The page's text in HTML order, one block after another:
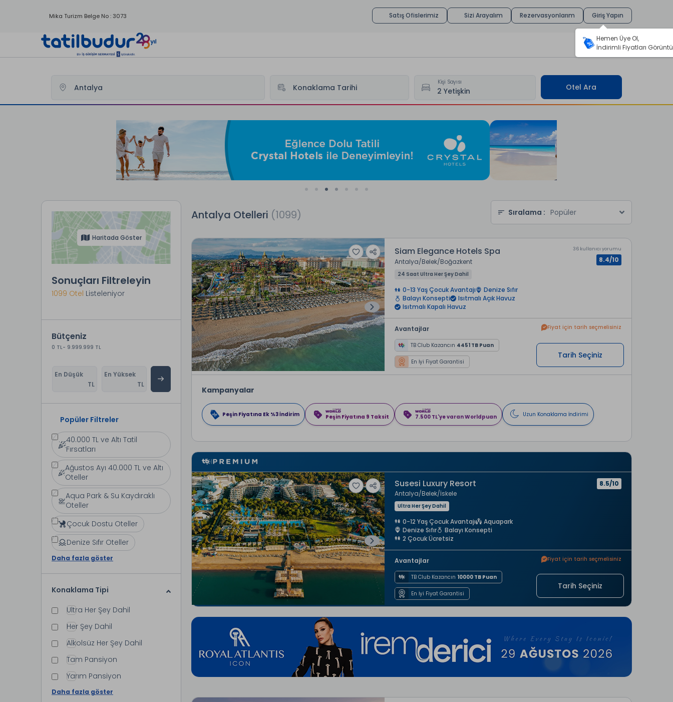
Mika Turizm Belge No : 3073 Satış Ofislerimiz Sizi Arayalım Rezervasyonlarım Giriş Yapın
Konaklama Tarihi
Kişi Sayısı
Otel Ara
Haritada Göster
Sonuçları Filtreleyin
1099 Otel Listeleniyor
Bütçeniz
0 TL- 9.999.999 TL
En Düşük
TL
En Yüksek
TL
Popüler Filtreler
40.000 TL ve Altı Tatil
Fırsatları
Ağustos Ayı 40.000 TL ve Altı
Oteller
Aqua Park & Su Kaydıraklı
Oteller
Çocuk Dostu Oteller
Denize Sıfır Oteller
Daha fazla göster
Konaklama Tipi
Ultra Her Şey Dahil
Her Şey Dahil
Alkolsüz Her Şey Dahil
Tam Pansiyon
Yarım Pansiyon
Daha fazla göster
Sıralama : Popüler
Antalya Otelleri (1099)
Siam Elegance Hotels Spa
Antalya Belek Boğazkent
24 Saat Ultra Her Şey Dahil
0-13 Yaş Çocuk Avantajı
Denize Sıfır
Balayı Konsepti
Isıtmalı Açık Havuz
Isıtmalı Kapalı Havuz
36 kullanıcı yorumu
8.4/10
Avantajlar
TB Club Kazancın 4451 TB Puan
En İyi Fiyat Garantisi
Fiyat için tarih seçmelisiniz
Tarih Seçiniz
Kampanyalar
Peşin Fiyatına Ek %3 İndirim Peşin Fiyatına 9 Taksit 7.500 TL'ye varan Worldpuan Uzun Konaklama İndirimi
Susesi Luxury Resort
Antalya Belek İskele
Ultra Her Şey Dahil
0-12 Yaş Çocuk Avantajı
Aquapark
Denize Sıfır
Balayı Konsepti
2 Çocuk Ücretsiz
8.5/10
Avantajlar
TB Club Kazancın 10000 TB Puan
En İyi Fiyat Garantisi
Fiyat için tarih seçmelisiniz
Tarih Seçiniz
Hemen Üye Ol,
İndirimli Fiyatları